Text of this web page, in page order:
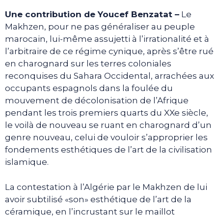
Une contribution de Youcef Benzatat – Le
Makhzen, pour ne pas généraliser au peuple
marocain, lui-même assujetti à l’irrationalité et à
l’arbitraire de ce régime cynique, après s’être rué
en charognard sur les terres coloniales
reconquises du Sahara Occidental, arrachées aux
occupants espagnols dans la foulée du
mouvement de décolonisation de l’Afrique
pendant les trois premiers quarts du XXe siècle,
le voilà de nouveau se ruant en charognard d’un
genre nouveau, celui de vouloir s’approprier les
fondements esthétiques de l’art de la civilisation
islamique.
La contestation à l’Algérie par le Makhzen de lui
avoir subtilisé «son» esthétique de l’art de la
céramique, en l’incrustant sur le maillot